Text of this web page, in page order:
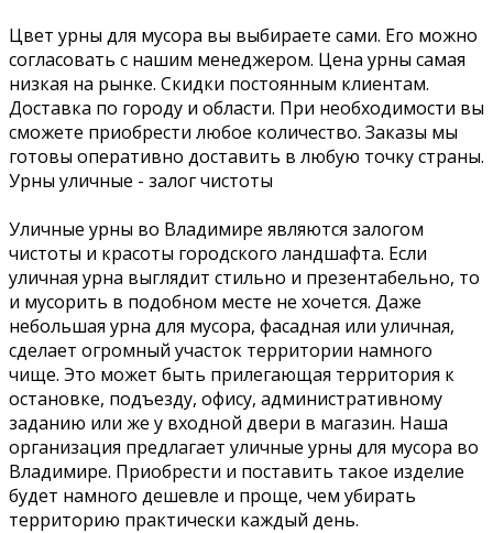
Цвет урны для мусора вы выбираете сами. Его можно
согласовать с нашим менеджером. Цена урны самая
низкая на рынке. Скидки постоянным клиентам.
Доставка по городу и области. При необходимости вы
сможете приобрести любое количество. Заказы мы
готовы оперативно доставить в любую точку страны.
Урны уличные - залог чистоты
Уличные урны во Владимире являются залогом
чистоты и красоты городского ландшафта. Если
уличная урна выглядит стильно и презентабельно, то
и мусорить в подобном месте не хочется. Даже
небольшая урна для мусора, фасадная или уличная,
сделает огромный участок территории намного
чище. Это может быть прилегающая территория к
остановке, подъезду, офису, административному
заданию или же у входной двери в магазин. Наша
организация предлагает уличные урны для мусора во
Владимире. Приобрести и поставить такое изделие
будет намного дешевле и проще, чем убирать
территорию практически каждый день.